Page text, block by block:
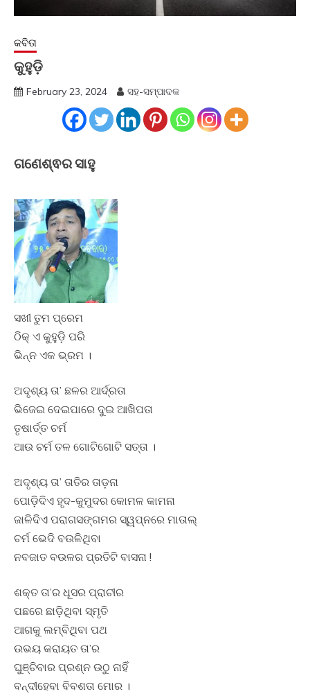
କବିତା
କୁହୁଡ଼ି
February 23, 2024 ସହ-ସମ୍ପାଦକ
ଗଣେଶ୍ଵର ସାହୁ
ସଖୀ ତୁମ ପ୍ରେମ
ଠିକ୍ ଏ କୁହୁଡ଼ି ପରି
ଭିନ୍ନ ଏକ ଭ୍ରମ ।
ଅଦୃଶ୍ୟ ତା’ ଛଳର ଆର୍ଦ୍ରତା
ଭିଜେଇ ଦେଇପାରେ ଦୁଇ ଆଖିପତା
ତୃଷାର୍ତ୍ତ ଚର୍ମ
ଆଉ ଚର୍ମ ତଳ ଗୋଟିଗୋଟି ସତ୍ତା ।
ଅଦୃଶ୍ୟ ତା’ ତାତିର ତାଡ଼ନା
ପୋଡ଼ିଦିଏ ହୃଦ-କୁମୁଦର କୋମଳ କାମନା
ଜାଳିଦିଏ ପରାଗସଙ୍ଗମର ସ୍ୱପ୍ନରେ ମାତାଲ୍
ଚର୍ମ ଭେଦି ବଉଳିଥିବା
ନବଜାତ ବଉଳର ପ୍ରତିଟି ବାସନା !
ଶକ୍ତ ତା’ର ଧୂସର ପ୍ରାଚୀର
ପଛରେ ଛାଡ଼ିଥିବା ସ୍ମୃତି
ଆଗକୁ ଲମ୍ବିଥିବା ପଥ
ଉଭୟ କରାୟତ ତା’ର
ଘୁଞ୍ଚିବାର ପ୍ରଶ୍ନ ଉଠୁ ନାହିଁ
ବନ୍ଦୀହେବା ବିବଶତା ମୋର ।